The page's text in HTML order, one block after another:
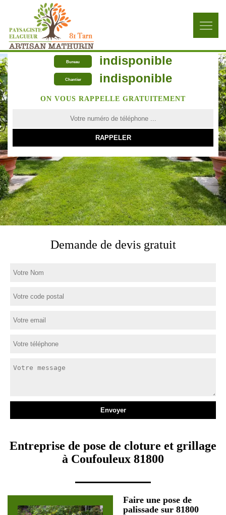
Bureau indisponible
Chantier indisponible
ON VOUS RAPPELLE GRATUITEMENT
Demande de devis gratuit
Entreprise de pose de cloture et grillage
à Coufouleux 81800
Faire une pose de
palissade sur 81800